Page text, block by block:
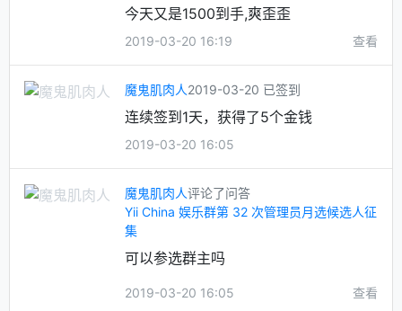
今天又是1500到手,爽歪歪
2019-03-20 16:19 查看
魔鬼肌肉人2019-03-20 已签到
连续签到1天，获得了5个金钱
2019-03-20 16:05
魔鬼肌肉人评论了问答
Yii China 娱乐群第 32 次管理员月选候选人征
集
可以参选群主吗
2019-03-20 16:05 查看